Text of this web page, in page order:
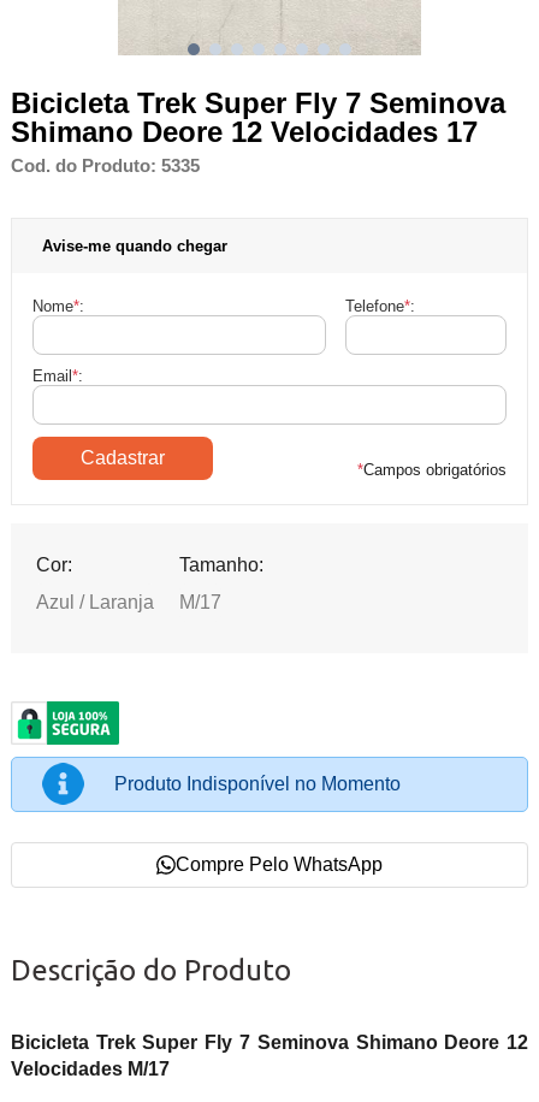
Bicicleta Trek Super Fly 7 Seminova
Shimano Deore 12 Velocidades 17
Cod. do Produto: 5335
Avise-me quando chegar
Nome*: Telefone*:
Email*:
*Campos obrigatórios
Cor:
Azul / Laranja
Tamanho:
M/17
Produto Indisponível no Momento
Compre Pelo WhatsApp
Descrição do Produto
Bicicleta Trek Super Fly 7 Seminova Shimano Deore 12
Velocidades M/17